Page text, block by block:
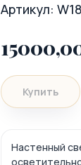
Артикул:
Купить
Настенный